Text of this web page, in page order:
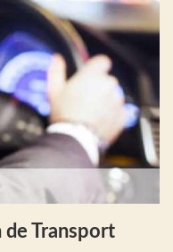
de Transport